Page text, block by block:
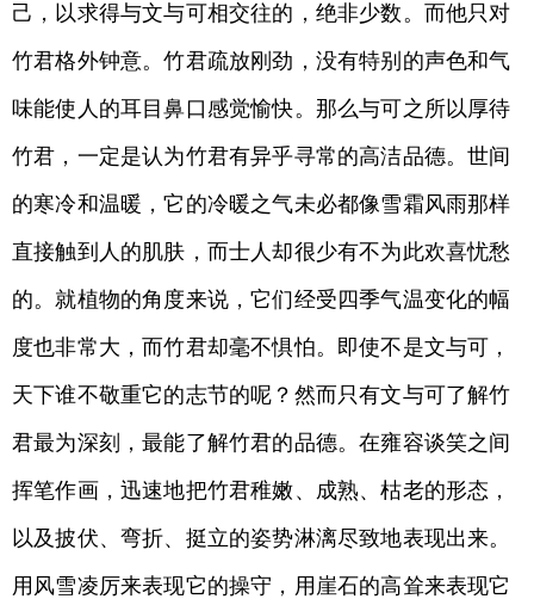
己，以求得与文与可相交往的，绝非少数。而他只对
竹君格外钟意。竹君疏放刚劲，没有特别的声色和气
味能使人的耳目鼻口感觉愉快。那么与可之所以厚待
竹君，一定是认为竹君有异乎寻常的高洁品德。世间
的寒冷和温暖，它的冷暖之气未必都像雪霜风雨那样
直接触到人的肌肤，而士人却很少有不为此欢喜忧愁
的。就植物的角度来说，它们经受四季气温变化的幅
度也非常大，而竹君却毫不惧怕。即使不是文与可，
天下谁不敬重它的志节的呢？然而只有文与可了解竹
君最为深刻，最能了解竹君的品德。在雍容谈笑之间
挥笔作画，迅速地把竹君稚嫩、成熟、枯老的形态，
以及披伏、弯折、挺立的姿势淋漓尽致地表现出来。
用风雪凌厉来表现它的操守，用崖石的高耸来表现它